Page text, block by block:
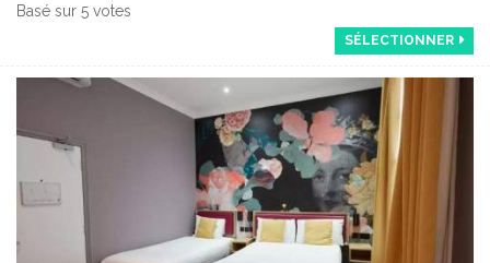
Basé sur 5 votes
SÉLECTIONNER